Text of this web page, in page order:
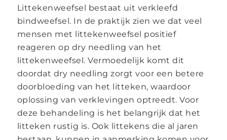
Littekenweefsel bestaat uit verkleefd
bindweefsel. In de praktijk zien we dat veel
mensen met littekenweefsel positief
reageren op dry needling van het
littekenweefsel. Vermoedelijk komt dit
doordat dry needling zorgt voor een betere
doorbloeding van het litteken, waardoor
oplossing van verklevingen optreedt. Voor
deze behandeling is het belangrijk dat het
litteken rustig is. Ook littekens die al jaren